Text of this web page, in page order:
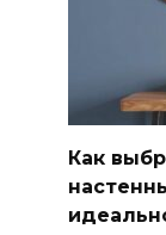
Как